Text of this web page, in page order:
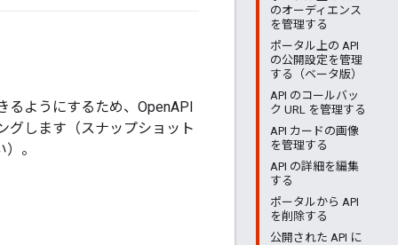
のオーディエンス
を管理する
ポータル上の API
の公開設定を管理
する（ベータ版）
API のコールバッ
ク URL を管理する
API カードの画像
を管理する
API の詳細を編集
する
ポータルから API
を削除する
公開された API に
るようにするため、OpenAPI
グします（スナップショット
。